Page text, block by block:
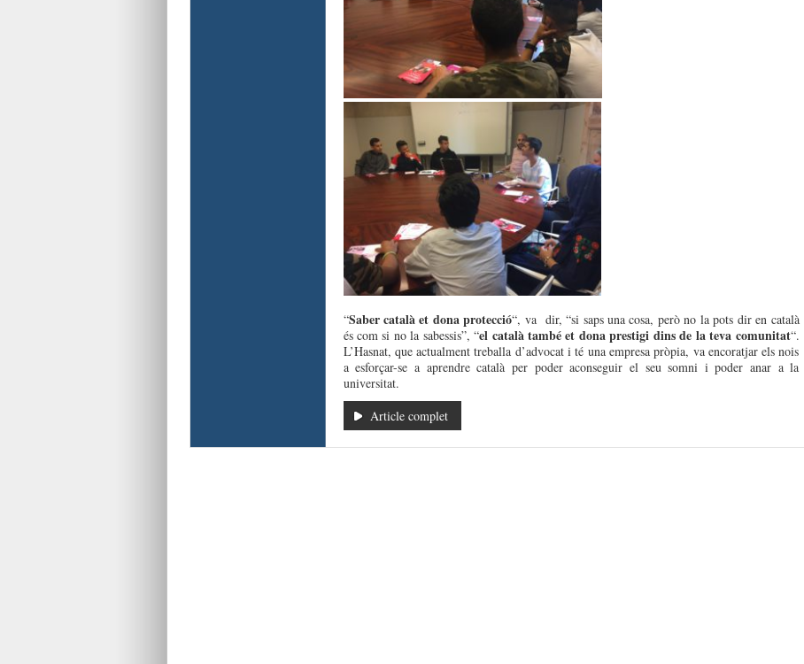
“Saber català et dona protecció“, va dir, “si saps una cosa, però no la pots dir en català
és com si no la sabessis”, “el català també et dona prestigi dins de la teva comunitat“.
L’Hasnat, que actualment treballa d’advocat i té una empresa pròpia, va encoratjar els nois
a esforçar-se a aprendre català per poder aconseguir el seu somni i poder anar a la
universitat.
Article complet